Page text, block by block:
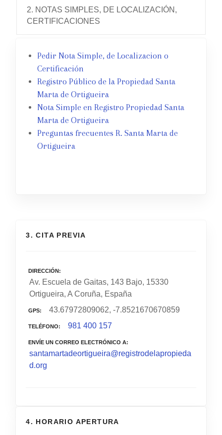
2. NOTAS SIMPLES, DE LOCALIZACIÓN,
CERTIFICACIONES
Pedir Nota Simple, de Localizacion o
Certificación
Registro Público de la Propiedad Santa
Marta de Ortigueira
Nota Simple en Registro Propiedad Santa
Marta de Ortigueira
Preguntas frecuentes R. Santa Marta de
Ortigueira
3. CITA PREVIA
DIRECCIÓN
Av. Escuela de Gaitas, 143 Bajo, 15330
Ortigueira, A Coruña, España
GPS 43.67972809062, -7.8521670670859
TELÉFONO 981 400 157
ENVÍE UN CORREO ELECTRÓNICO A
santamartadeortigueira@registrodelapropieda
d.org
4. HORARIO APERTURA